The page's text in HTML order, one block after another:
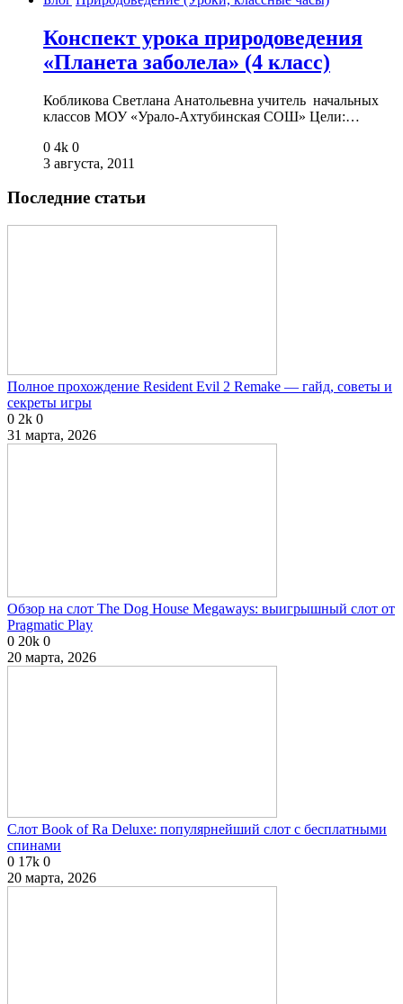
Конспект урока природоведения
«Планета заболела» (4 класс)
Кобликова Светлана Анатольевна учитель начальных
классов МОУ «Урало-Ахтубинская СОШ» Цели:…
0 4k 0
3 августа, 2011
Последние статьи
Полное прохождение Resident Evil 2 Remake — гайд, советы и
секреты игры
0 2k 0
31 марта, 2026
Обзор на слот The Dog House Megaways: выигрышный слот от
Pragmatic Play
0 20k 0
20 марта, 2026
Слот Book of Ra Deluxe: популярнейший слот с бесплатными
спинами
0 17k 0
20 марта, 2026